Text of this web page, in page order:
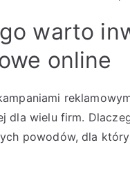
warto
online
dla wielu firm.
powodów, dla